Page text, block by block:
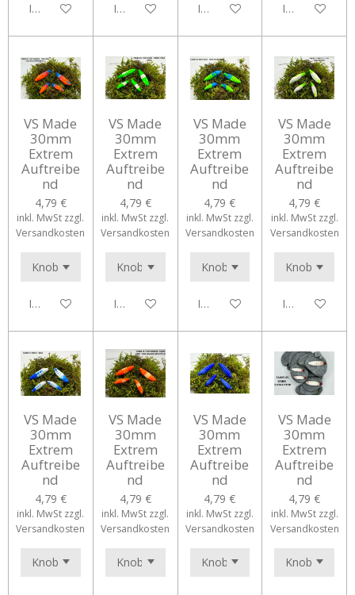
In den WarenkorbIn den WarenkorbIn den WarenkorbIn den
VS Made
30mm
Extrem
Auftreibe
nd
4,79 €
inkl. MwSt zzgl.
Versandkosten
In den Warenkorb
VS Made
30mm
Extrem
Auftreibe
nd
4,79 €
inkl. MwSt zzgl.
Versandkosten
In den Warenkorb
VS Made
30mm
Extrem
Auftreibe
nd
4,79 €
inkl. MwSt zzgl.
Versandkosten
In den Warenkorb
VS Made
30mm
Extrem
Auftreibe
nd
4,79 €
inkl. MwSt zzgl.
Versandkosten
In den
VS Made
30mm
Extrem
Auftreibe
nd
4,79 €
inkl. MwSt zzgl.
Versandkosten
VS Made
30mm
Extrem
Auftreibe
nd
4,79 €
inkl. MwSt zzgl.
Versandkosten
VS Made
30mm
Extrem
Auftreibe
nd
4,79 €
inkl. MwSt zzgl.
Versandkosten
VS Made
30mm
Extrem
Auftreibe
nd
4,79 €
inkl. MwSt zzgl.
Versandkosten